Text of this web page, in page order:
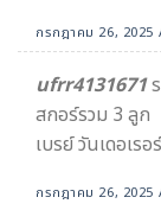
กรกฎาคม 26, 2025
ufrr4131671
สกอร์รวม 3 ลูก
เบรย์ วันเดอเรอ
กรกฎาคม 26, 2025